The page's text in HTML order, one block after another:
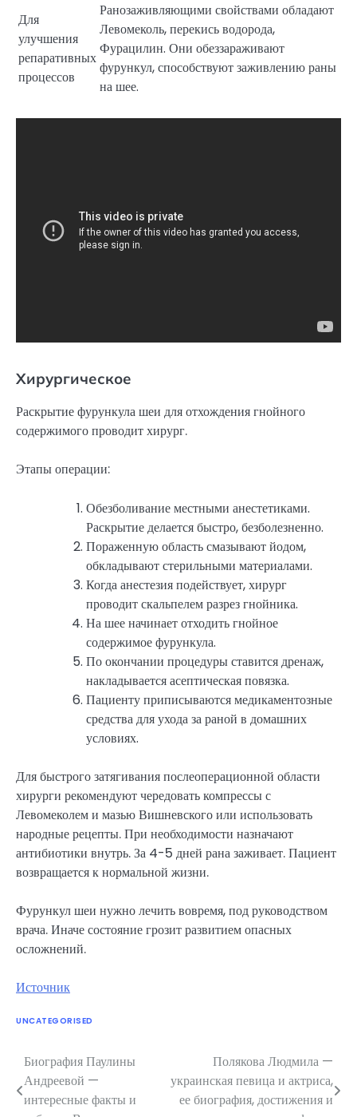
Для
улучшения
репаративных
процессов
Ранозаживляющими свойствами обладают
Левомеколь, перекись водорода,
Фурацилин. Они обеззараживают
фурункул, способствуют заживлению раны
на шее.
Хирургическое
Раскрытие фурункула шеи для отхождения гнойного
содержимого проводит хирург.
Этапы операции:
Обезболивание местными анестетиками.
Раскрытие делается быстро, безболезненно.
Пораженную область смазывают йодом,
обкладывают стерильными материалами.
Когда анестезия подействует, хирург
проводит скальпелем разрез гнойника.
На шее начинает отходить гнойное
содержимое фурункула.
По окончании процедуры ставится дренаж,
накладывается асептическая повязка.
Пациенту приписываются медикаментозные
средства для ухода за раной в домашних
условиях.
Для быстрого затягивания послеоперационной области
хирурги рекомендуют чередовать компрессы с
Левомеколем и мазью Вишневского или использовать
народные рецепты. При необходимости назначают
антибиотики внутрь. За 4-5 дней рана заживает. Пациент
возвращается к нормальной жизни.
Фурункул шеи нужно лечить вовремя, под руководством
врача. Иначе состояние грозит развитием опасных
осложнений.
Источник
UNCATEGORISED
Навигация
по
Биография Паулины
Андреевой —
интересные факты и
Полякова Людмила —
украинская певица и актриса,
ее биография, достижения и